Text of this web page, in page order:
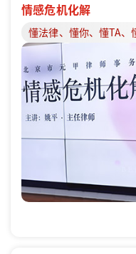
情感危机化解